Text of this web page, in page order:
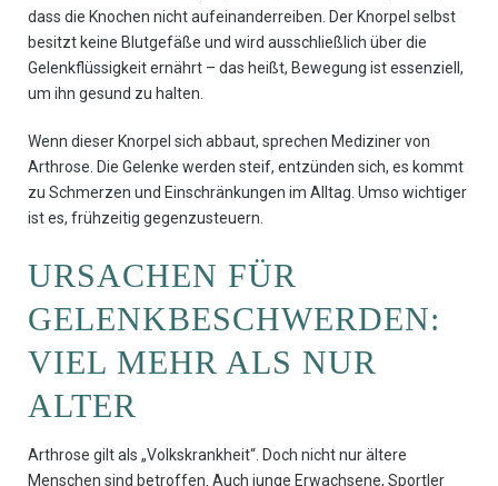
dass die Knochen nicht aufeinanderreiben. Der Knorpel selbst
besitzt keine Blutgefäße und wird ausschließlich über die
Gelenkflüssigkeit ernährt – das heißt, Bewegung ist essenziell,
um ihn gesund zu halten.
Wenn dieser Knorpel sich abbaut, sprechen Mediziner von
Arthrose. Die Gelenke werden steif, entzünden sich, es kommt
zu Schmerzen und Einschränkungen im Alltag. Umso wichtiger
ist es, frühzeitig gegenzusteuern.
URSACHEN FÜR
GELENKBESCHWERDEN:
VIEL MEHR ALS NUR
ALTER
Arthrose gilt als „Volkskrankheit“. Doch nicht nur ältere
Menschen sind betroffen. Auch junge Erwachsene, Sportler